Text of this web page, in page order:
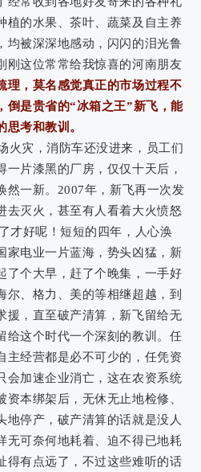
植的水果、茶叶、蔬菜及自主养
均被深深地感动，闪闪的泪光鲁
刚这位常常给我惊喜的河南朋友
理，莫名感觉真正的市场过程不
倒是贵省的“冰箱之王”新飞，能
考和教训。
火灾，消防车还没进来，员工们
片漆黑的厂房，仅仅十天后，
然一新。2007年，新飞再一次发
去灭火，甚至有人看着大火愤怒
才好呢！短短的四年，人心涣
家电业一片蓝海，势头凶猛，新
了个大早，赶了个晚集，一手好
尔、格力、美的等相继超越，到
援，直至破产清算，新飞留给无
给这个时代一个深刻的教训。任
主经营都是必不可少的，任凭资
会加速企业消亡，这在农资系统
本绑架后，无休无止地检修、
地停产，破产清算的话就是没人
无可奈何地耗着、迫不得已地耗
有点远了，不过这些难听的话